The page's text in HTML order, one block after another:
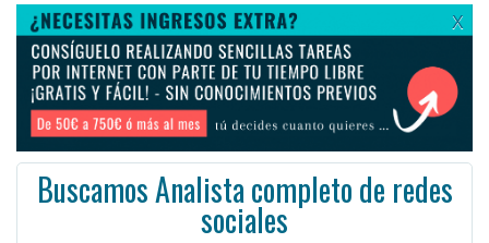
X
Buscamos Analista completo de redes
sociales